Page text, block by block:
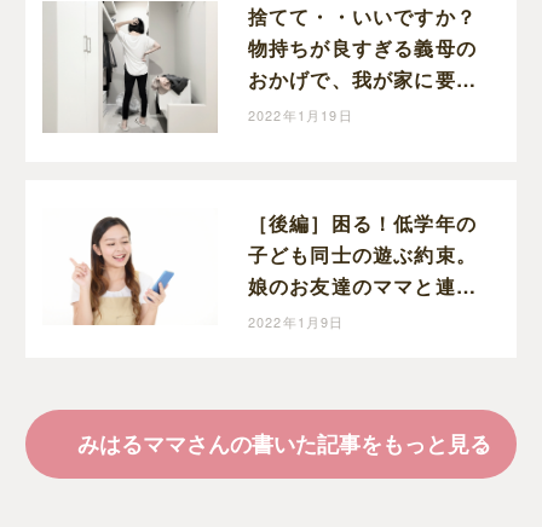
捨てて・・いいですか？
物持ちが良すぎる義母の
おかげで、我が家に要ら
ないモノが増えてい
2022年1月19日
［後編］困る！低学年の
子ども同士の遊ぶ約束。
娘のお友達のママと連絡
先の交換ができました！
2022年1月9日
みはるママさんの書いた記事をもっと見る